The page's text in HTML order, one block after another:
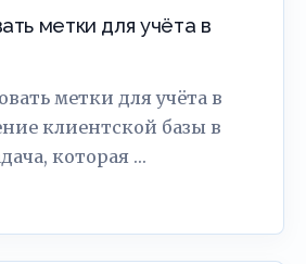
метки для учёта в
метки для учёта в
клиентской базы в
которая …